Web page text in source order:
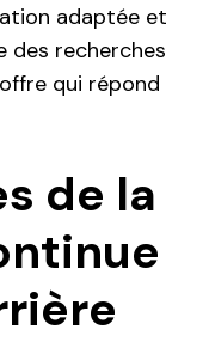
adaptée et
des recherches
qui répond
de la